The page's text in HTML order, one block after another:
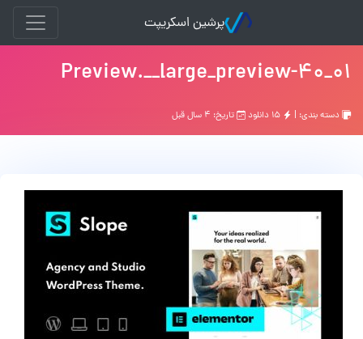
پرشین اسکریپت
01_Preview.__large_preview-40
دسته بندی: | تاریخ: ۴ سال قبل